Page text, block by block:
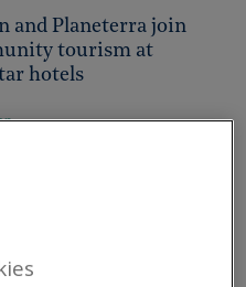
and Planeterra join
tourism at
hotels
launch the first